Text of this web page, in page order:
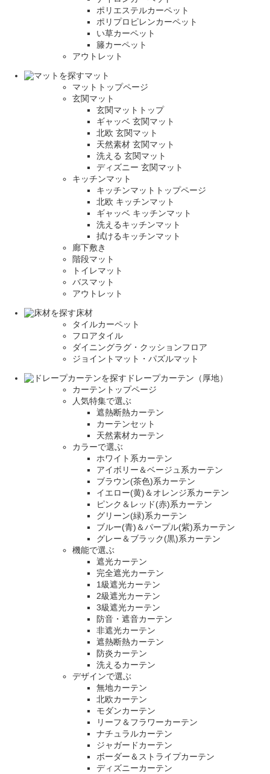
ポリエステルカーペット
ポリプロピレンカーペット
い草カーペット
籐カーペット
アウトレット
マット
マットトップページ
玄関マット
玄関マットトップ
ギャッベ 玄関マット
北欧 玄関マット
天然素材 玄関マット
洗える 玄関マット
ディズニー 玄関マット
キッチンマット
キッチンマットトップページ
北欧 キッチンマット
ギャッベ キッチンマット
洗えるキッチンマット
拭けるキッチンマット
廊下敷き
階段マット
トイレマット
バスマット
アウトレット
床材
タイルカーペット
フロアタイル
ダイニングラグ・クッションフロア
ジョイントマット・パズルマット
ドレープカーテン（厚地）
カーテントップページ
人気特集で選ぶ
遮熱断熱カーテン
カーテンセット
天然素材カーテン
カラーで選ぶ
ホワイト系カーテン
アイボリー＆ベージュ系カーテン
ブラウン(茶色)系カーテン
イエロー(黄)＆オレンジ系カーテン
ピンク＆レッド(赤)系カーテン
グリーン(緑)系カーテン
ブルー(青)＆パープル(紫)系カーテン
グレー＆ブラック(黒)系カーテン
機能で選ぶ
遮光カーテン
完全遮光カーテン
1級遮光カーテン
2級遮光カーテン
3級遮光カーテン
防音・遮音カーテン
非遮光カーテン
遮熱断熱カーテン
防炎カーテン
洗えるカーテン
デザインで選ぶ
無地カーテン
北欧カーテン
モダンカーテン
リーフ＆フラワーカーテン
ナチュラルカーテン
ジャガードカーテン
ボーダー＆ストライプカーテン
ディズニーカーテン